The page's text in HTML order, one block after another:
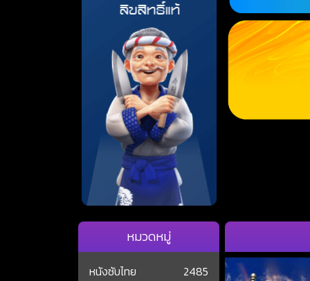
หมวดหมู่
หนังซับไทย
2485